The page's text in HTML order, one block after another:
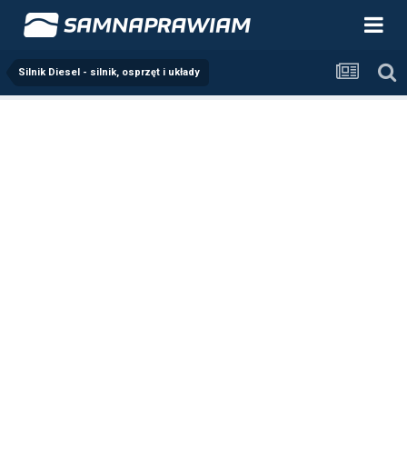
Silnik Diesel - silnik, osprzęt i układy